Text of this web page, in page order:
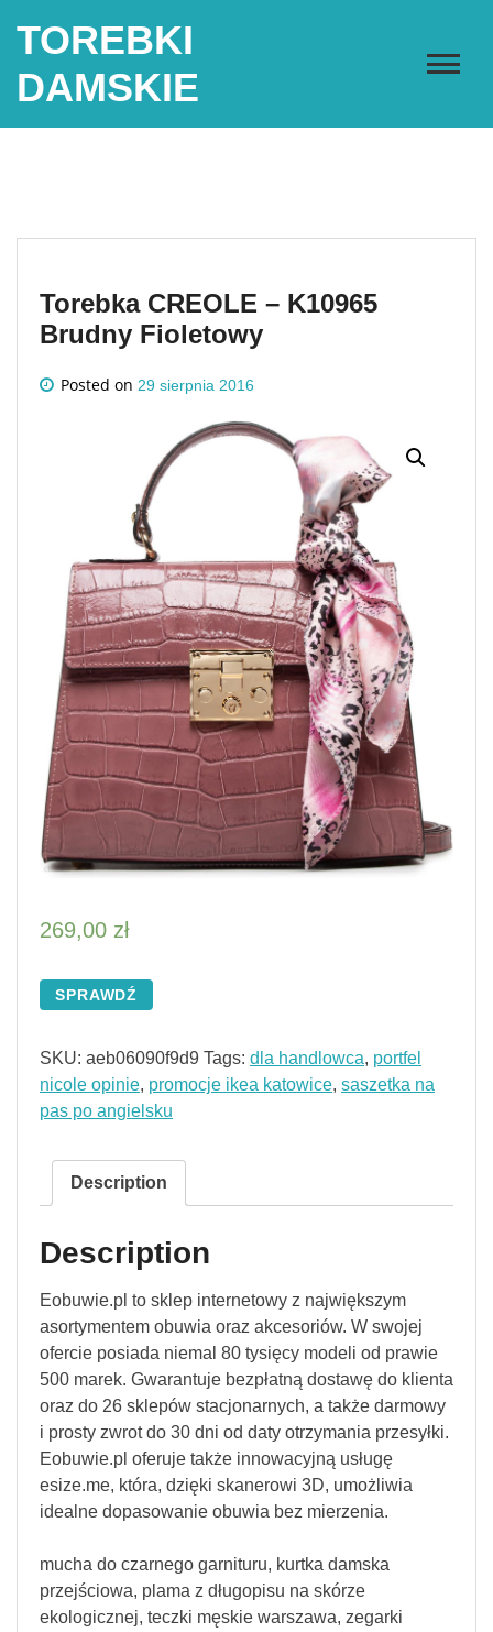
TOREBKI
DAMSKIE
Torebka CREOLE – K10965
Brudny Fioletowy
Posted on 29 sierpnia 2016
269,00 zł
SPRAWDŹ
SKU: aeb06090f9d9 Tags: dla handlowca, portfel
nicole opinie, promocje ikea katowice, saszetka na
pas po angielsku
Description
Description
Eobuwie.pl to sklep internetowy z największym
asortymentem obuwia oraz akcesoriów. W swojej
ofercie posiada niemal 80 tysięcy modeli od prawie
500 marek. Gwarantuje bezpłatną dostawę do klienta
oraz do 26 sklepów stacjonarnych, a także darmowy
i prosty zwrot do 30 dni od daty otrzymania przesyłki.
Eobuwie.pl oferuje także innowacyjną usługę
esize.me, która, dzięki skanerowi 3D, umożliwia
idealne dopasowanie obuwia bez mierzenia.
mucha do czarnego garnituru, kurtka damska
przejściowa, plama z długopisu na skórze
ekologicznej, teczki męskie warszawa, zegarki